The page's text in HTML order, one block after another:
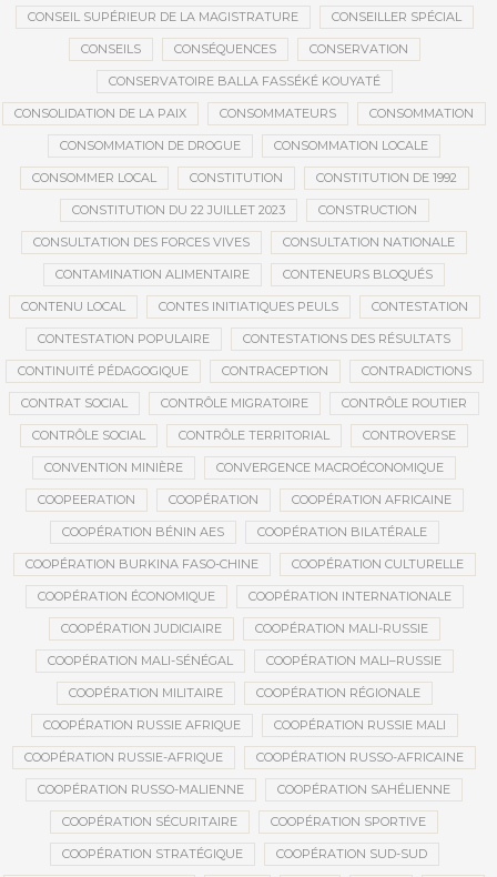
CONSEIL SUPÉRIEUR DE LA MAGISTRATURE CONSEILLER SPÉCIAL
CONSEILS CONSÉQUENCES CONSERVATION
CONSERVATOIRE BALLA FASSÉKÉ KOUYATÉ
CONSOLIDATION DE LA PAIX CONSOMMATEURS CONSOMMATION
CONSOMMATION DE DROGUE CONSOMMATION LOCALE
CONSOMMER LOCAL CONSTITUTION CONSTITUTION DE 1992
CONSTITUTION DU 22 JUILLET 2023 CONSTRUCTION
CONSULTATION DES FORCES VIVES CONSULTATION NATIONALE
CONTAMINATION ALIMENTAIRE CONTENEURS BLOQUÉS
CONTENU LOCAL CONTES INITIATIQUES PEULS CONTESTATION
CONTESTATION POPULAIRE CONTESTATIONS DES RÉSULTATS
CONTINUITÉ PÉDAGOGIQUE CONTRACEPTION CONTRADICTIONS
CONTRAT SOCIAL CONTRÔLE MIGRATOIRE CONTRÔLE ROUTIER
CONTRÔLE SOCIAL CONTRÔLE TERRITORIAL CONTROVERSE
CONVENTION MINIÈRE CONVERGENCE MACROÉCONOMIQUE
COOPEERATION COOPÉRATION COOPÉRATION AFRICAINE
COOPÉRATION BÉNIN AES COOPÉRATION BILATÉRALE
COOPÉRATION BURKINA FASO-CHINE COOPÉRATION CULTURELLE
COOPÉRATION ÉCONOMIQUE COOPÉRATION INTERNATIONALE
COOPÉRATION JUDICIAIRE COOPÉRATION MALI-RUSSIE
COOPÉRATION MALI-SÉNÉGAL COOPÉRATION MALI–RUSSIE
COOPÉRATION MILITAIRE COOPÉRATION RÉGIONALE
COOPÉRATION RUSSIE AFRIQUE COOPÉRATION RUSSIE MALI
COOPÉRATION RUSSIE-AFRIQUE COOPÉRATION RUSSO-AFRICAINE
COOPÉRATION RUSSO-MALIENNE COOPÉRATION SAHÉLIENNE
COOPÉRATION SÉCURITAIRE COOPÉRATION SPORTIVE
COOPÉRATION STRATÉGIQUE COOPÉRATION SUD-SUD